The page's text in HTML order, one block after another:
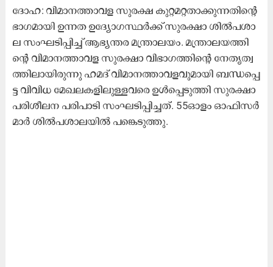
ദോ​ഹ: വി​മാ​ന​ത്താ​വ​ള സു​ര​ക്ഷ കു​റ്റ​മ​റ്റ​താ​ക്കു​ന്ന​തി​ന്‍റെ
ഭാ​ഗ​മാ​യി ഉ​ന്ന​ത ഉ​ദ്യോ​ഗ​സ്ഥ​ർ​ക്ക് സു​ര​ക്ഷാ ശി​ൽ​പ​ശാ​
ല സം​ഘ​ടി​പ്പി​ച്ച്​ ആ​ഭ്യ​ന്ത​ര മ​ന്ത്രാ​ല​യം. മ​​ന്ത്രാ​ല​യ​ത്തി​
ന്‍റെ വി​മാ​ന​ത്താ​വ​ള സു​ര​ക്ഷാ വി​ഭാ​ഗ​ത്തി​ന്‍റെ നേ​തൃ​ത്വ​
ത്തി​ലാ​യി​രു​ന്നു ഹ​മ​ദ്​ വി​മാ​ന​ത്താ​വ​ള​വു​മാ​യി ബ​ന്ധ​പ്പെ​
ട്ട വി​വി​ധ മേ​ഖ​ല​ക​ളി​ലു​ള്ള​വ​രെ ഉ​ൾ​പ്പെ​ടു​ത്തി സു​ര​ക്ഷാ
പ​രി​ശീ​ല​ന പ​രി​പാ​ടി സം​ഘ​ടി​പ്പി​ച്ച​ത്. 55ഓ​ളം ഓ​ഫി​സ​ർ​
മാ​ർ ശി​ൽ​പ​ശാ​ല​യി​ൽ പ​​ങ്കെ​ടു​ത്തു.